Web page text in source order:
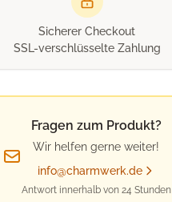
Sicherer Checkout
SSL-verschlüsselte Zahlung
Fragen zum Produkt?
Wir helfen gerne weiter!
info@charmwerk.de
Antwort innerhalb von 24 Stunden